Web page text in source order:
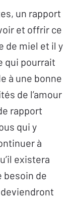
un rapport
et offrir ce
de miel et il y
qui pourrait
à une bonne
de l’amour
rapport
qui y
à
existera
besoin de